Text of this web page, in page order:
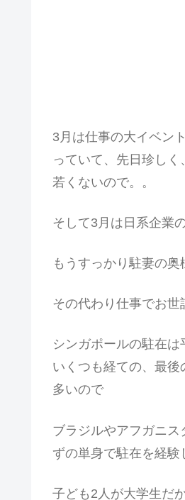
3月は仕事の大イベン
っていて、先日珍し
若くないので。。
そして3月は日系企業
もうすっかり駐妻の
その代わり仕事でお世
シンガポールの駐在
いくつも経ての、最
多いので
ブラジルやアフガニ
ずの単身で駐在を経験
子ども2人が大学生だ